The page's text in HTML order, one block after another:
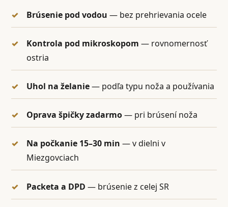
Brúsenie pod vodou — bez prehrievania ocele
Kontrola pod mikroskopom — rovnomernosť
ostria
Uhol na želanie— podľa typu noža a používania
Oprava špičky zadarmo— pri brúsení noža
Na počkanie 15–30 min — v dielni v
Miezgovciach
Packeta a DPD — brúsenie z celej SR